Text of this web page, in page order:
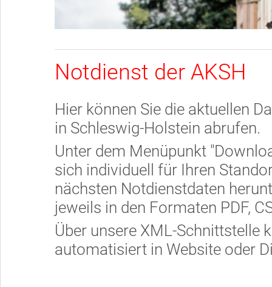
Notdienst der AKSH
Hier können Sie die aktuellen
in Schleswig-Holstein abrufen.
Unter dem Menüpunkt
sich individuell für Ihren
nächsten Notdienstdaten
jeweils in den Formaten PDF,
Über unsere XML-Schnittstelle
automatisiert in Website oder